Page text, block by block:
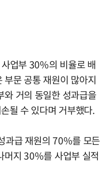
업부 30%의 비율로 배
문 공통 재원이 많아지
와 거의 동일한 성과급을
될 수 있다며 거부했다.
과급 재원의 70%를 모든
머지 30%를 사업부 실적